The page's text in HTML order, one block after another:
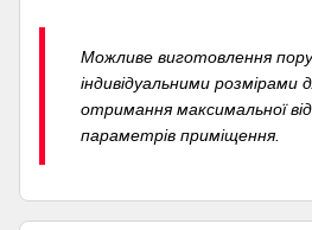
Можливе виготовлення
індивідуальними розмірами
отримання максимальної
параметрів приміщення.